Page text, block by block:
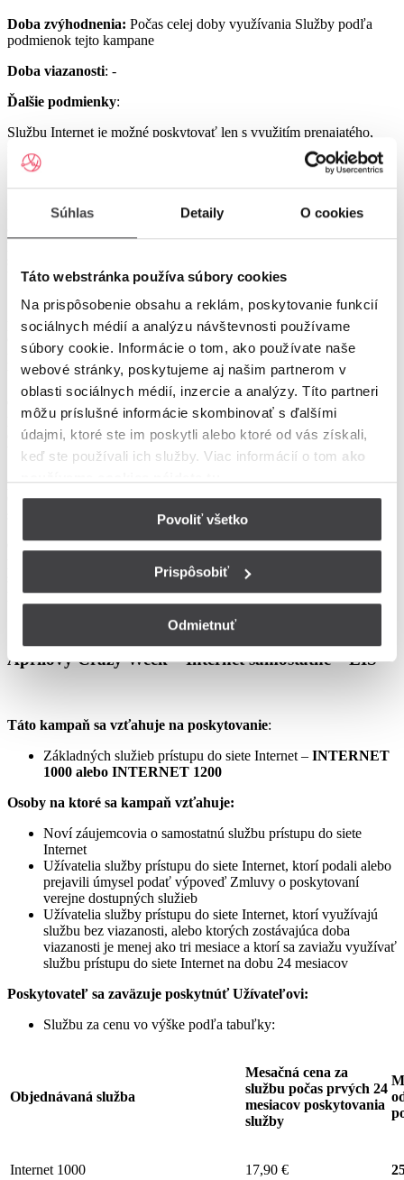
Súhlas Detaily O cookies
Táto webstránka používa súbory cookies
Na prispôsobenie obsahu a reklám, poskytovanie funkcií
sociálnych médií a analýzu návštevnosti používame
súbory cookie. Informácie o tom, ako používate naše
webové stránky, poskytujeme aj našim partnerom v
oblasti sociálnych médií, inzercie a analýzy. Títo partneri
môžu príslušné informácie skombinovať s ďalšími
údajmi, ktoré ste im poskytli alebo ktoré od vás získali,
keď ste používali ich služby. Viac informácií o tom ako
Povoliť všetko
Prispôsobiť
Odmietnuť
Doba zvýhodnenia: Počas celej doby využívania Služby podľa
podmienok tejto kampane
Doba viazanosti: -
Ďalšie podmienky:
Službu Internet je možné poskytovať len s využitím prenajatého,
resp. zakúpeného modemu od Poskytovateľa podľa platnej Tarify
resp. podmienok aktuálne platnej kampane.
prenajatého resp. zakúpeného modemu GIGA ConnectBox
podľa platnej Tarify resp. podmienok aktuálne platnej kampane (len
UPC Internet.
Služby UPC Internet 1200 a UPC Internet 2500 je možné
poskytovať len s využitím prenajatého resp. zakúpeného modemu
GIGA Connect Box 6 od Poskytovateľa podľa platnej Tarify resp.
podmienok aktuálne platnej kampane (len s odbornou inštaláciou), a
to v lokalitách špecifikovaných v Tarife UPC Internet.
Ostatné práva a povinnosti Poskytovateľa a Užívateľa v týchto
podmienkach neupravené sa riadia Zmluvou o poskytovaní verejne
dostupných služieb, vrátane všetkých jej súčastí, t.j. najmä
Všeobecných obchodných
podmienok na poskytovanie verejne dostupných služieb,
Osobitných podmienok, Tarify UPC Internet a Tarify jednorazových
Ceny v týchto podmienkach kampane predstavujú mesačné
sú uvedené vrátane DPH podľa aktuálne platných právnych
predpisov.
Aprílový Crazy Week – Internet samostatne – LIS
Táto kampaň sa vzťahuje na poskytovanie:
Základných služieb prístupu do siete Internet – INTERNET
1000 alebo INTERNET 1200
Osoby na ktoré sa kampaň vzťahuje:
Noví záujemcovia o samostatnú službu prístupu do siete
Internet
Užívatelia služby prístupu do siete Internet, ktorí podali alebo
prejavili úmysel podať výpoveď Zmluvy o poskytovaní
verejne dostupných služieb
Užívatelia služby prístupu do siete Internet, ktorí využívajú
službu bez viazanosti, alebo ktorých zostávajúca doba
viazanosti je menej ako tri mesiace a ktorí sa zaviažu využívať
službu prístupu do siete Internet na dobu 24 mesiacov
Poskytovateľ sa zaväzuje poskytnúť Užívateľovi:
Službu za cenu vo výške podľa tabuľky:
Objednávaná služba
Mesačná cena za
službu počas prvých 24
mesiacov poskytovania
služby
Internet 1000 17,90 €